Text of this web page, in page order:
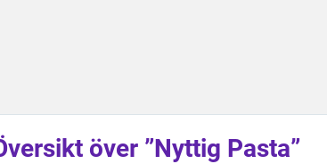
över ”Nyttig Pasta”